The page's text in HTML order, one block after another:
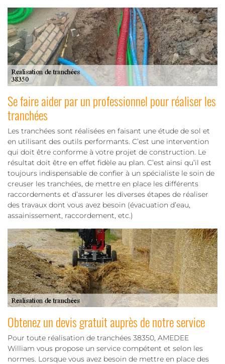
Se faire aider par un professionnel pour réaliser les
tranchées
Les tranchées sont réalisées en faisant une étude de sol et
en utilisant des outils performants. C’est une intervention
qui doit être conforme à votre projet de construction. Le
résultat doit être en effet fidèle au plan. C’est ainsi qu’il est
toujours indispensable de confier à un spécialiste le soin de
creuser les tranchées, de mettre en place les différents
raccordements et d’assurer les diverses étapes de réaliser
des travaux dont vous avez besoin (évacuation d’eau,
assainissement, raccordement, etc.)
Obtenez un devis gratuit auprès de notre service
Pour toute réalisation de tranchées 38350, AMEDEE
William vous propose un service compétent et selon les
normes. Lorsque vous avez besoin de mettre en place des